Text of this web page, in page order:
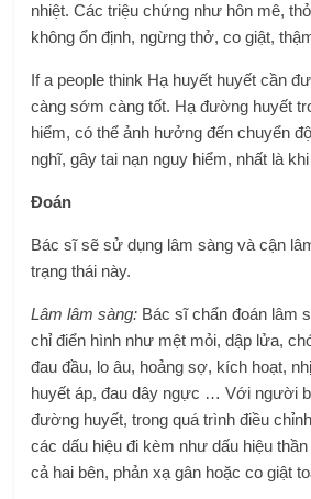
nhiệt. Các triệu chứng như hôn mê,
không ổn định, ngừng thở, co giật,
If a people think Hạ huyết huyết cần
càng sớm càng tốt. Hạ đường huyết
hiểm, có thể ảnh hưởng đến chuyển
nghĩ, gây tai nạn nguy hiểm, nhất là
Đoán
Bác sĩ sẽ sử dụng lâm sàng và cận
trạng thái này.
Lâm lâm sàng: Bác sĩ chẩn đoán lâm
chỉ điển hình như mệt mỏi, dập lửa,
đau đầu, lo âu, hoảng sợ, kích hoạt,
huyết áp, đau dây ngực … Với người
đường huyết, trong quá trình điều
các dấu hiệu đi kèm như dấu hiệu
cả hai bên, phản xạ gân hoặc co giật